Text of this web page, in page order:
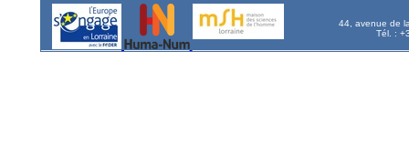
44, avenue de
Tél. :